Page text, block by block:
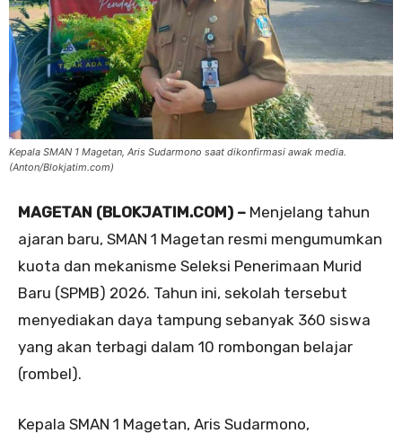
Kepala SMAN 1 Magetan, Aris Sudarmono saat dikonfirmasi awak media.
(Anton/Blokjatim.com)
MAGETAN (BLOKJATIM.COM) – Menjelang tahun
ajaran baru, SMAN 1 Magetan resmi mengumumkan
kuota dan mekanisme Seleksi Penerimaan Murid
Baru (SPMB) 2026. Tahun ini, sekolah tersebut
menyediakan daya tampung sebanyak 360 siswa
yang akan terbagi dalam 10 rombongan belajar
(rombel).
Kepala SMAN 1 Magetan, Aris Sudarmono,